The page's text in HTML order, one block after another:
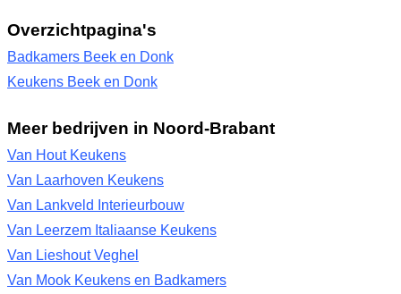
Overzichtpagina's
Badkamers Beek en Donk
Keukens Beek en Donk
Meer bedrijven in Noord-Brabant
Van Hout Keukens
Van Laarhoven Keukens
Van Lankveld Interieurbouw
Van Leerzem Italiaanse Keukens
Van Lieshout Veghel
Van Mook Keukens en Badkamers